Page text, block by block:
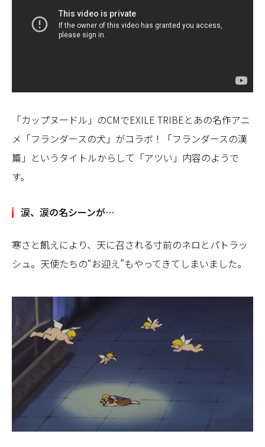
「カップヌードル」のCMでEXILE TRIBEとあの名作アニ
メ「フランダースの犬」がコラボ！「フランダースの漢
篇」というタイトルからして「アツい」内容のようで
す。
涙、涙の名シーンが…
寒さと飢えにより、天に召される寸前のネロとパトラッ
シュ。天使たちの“お迎え”もやってきてしまいました。